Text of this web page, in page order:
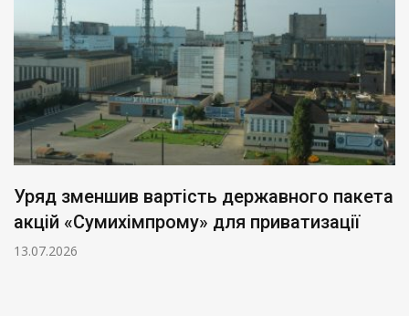
Уряд зменшив вартість державного пакета
акцій «Сумихімпрому» для приватизації
13.07.2026